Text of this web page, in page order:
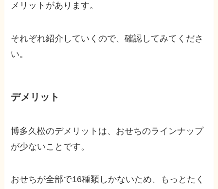
メリットがあります。
それぞれ紹介していくので、確認してみてくださ
い。
デメリット
博多久松のデメリットは、おせちのラインナップ
が少ないことです。
おせちが全部で16種類しかないため、もっとたく